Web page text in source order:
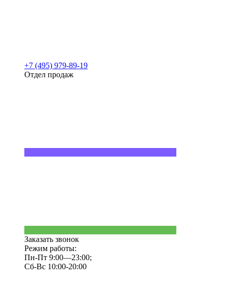
+7 (495) 979-89-19
Отдел продаж
Заказать звонок
Режим работы:
Пн-Пт 9:00—23:00;
Сб-Вс 10:00-20:00